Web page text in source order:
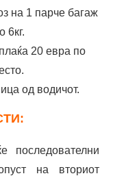
на 1 парче багаж
6кг.
20 евра по
од водичот.
на вториот